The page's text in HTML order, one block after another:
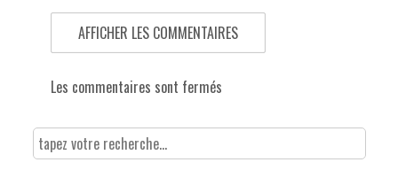
AFFICHER LES COMMENTAIRES
Les commentaires sont fermés